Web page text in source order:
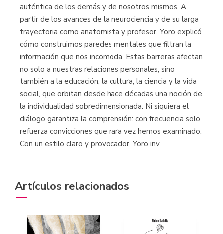
auténtica de los demás y de nosotros mismos. A
partir de los avances de la neurociencia y de su larga
trayectoria como anatomista y profesor, Yoro explicó
cómo construimos paredes mentales que filtran la
información que nos incomoda. Estas barreras afectan
no solo a nuestras relaciones personales, sino
también a la educación, la cultura, la ciencia y la vida
social, que orbitan desde hace décadas una noción de
la individualidad sobredimensionada. Ni siquiera el
diálogo garantiza la comprensión: con frecuencia solo
refuerza convicciones que rara vez hemos examinado.
Con un estilo claro y provocador, Yoro inv
Artículos relacionados